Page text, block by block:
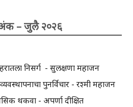
– जुलै २०२६
निसर्ग - सुलक्षणा महाजन
पुनर्विचार - रश्मी महाजन
थकवा - अपर्णा दीक्षित